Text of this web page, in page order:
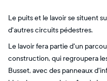
Le puits et le lavoir se situent
d'autres circuits pédestres.
Le lavoir fera partie d'un
construction, qui regroupera
Busset, avec des panneaux